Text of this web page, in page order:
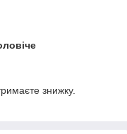
знижку.